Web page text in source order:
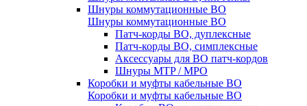
Шнуры коммутационные ВО
Шнуры коммутационные ВО
Патч-корды ВО, дуплексные
Патч-корды ВО, симплексные
Аксессуары для ВО патч-кордов
Шнуры MTP / MPO
Коробки и муфты кабельные ВО
Коробки и муфты кабельные ВО